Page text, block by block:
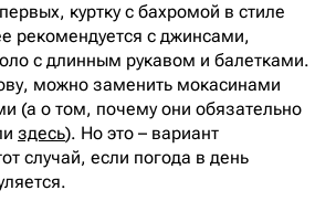
куртку с бахромой в стиле
рекомендуется с джинсами,
с длинным рукавом и балетками.
можно заменить мокасинами
(а о том, почему они обязательно
здесь). Но это – вариант
случай, если погода в день